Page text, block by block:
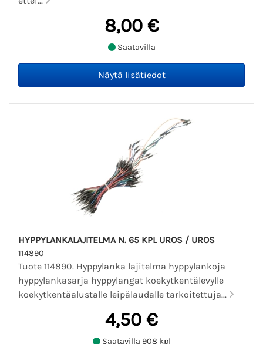
8,00 €
Saatavilla
HYPPYLANKALAJITELMA N. 65 KPL UROS / UROS
114890
Tuote 114890. Hyppylanka lajitelma hyppylankoja
hyppylankasarja hyppylangat koekytkentälevylle
koekytkentäalustalle leipälaudalle tarkoitettuja...
4,50 €
Saatavilla 908 kpl